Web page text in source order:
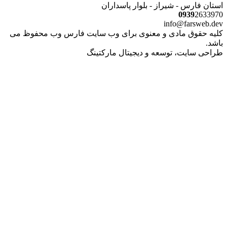
استان فارس - شیراز - بلوار پاسداران
09392633970
info@farsweb.dev
کلیه حقوق مادی و معنوی برای وب سایت فارس وب محفوظ می
باشد.
طراحی سایت، توسعه و دیجیتال مارکتینگ